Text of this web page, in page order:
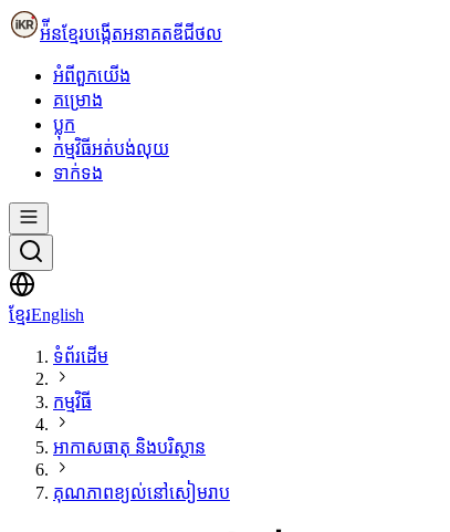
អ៉ីនខ្មែរបង្កើតអនាគតឌីជីថល
អំពី​ពួក​យើង
គម្រោង
ប្លុក
កម្មវិធីអត់បង់លុយ
ទាក់ទង
ខ្មែរEnglish
ទំព័រដើម
កម្មវិធី
អាកាសធាតុ និងបរិស្ថាន
គុណភាពខ្យល់នៅសៀមរាប